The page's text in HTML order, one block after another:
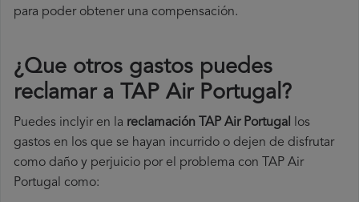
para poder obtener una compensación.
¿Que otros gastos puedes
reclamar a TAP Air Portugal​?
Puedes inclyir en la reclamación TAP Air Portugal los
gastos en los que se hayan incurrido o dejen de disfrutar
como daño y perjuicio por el problema con TAP Air
Portugal como: